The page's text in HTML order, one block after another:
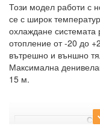
Този модел работи с
се с широк
охлаждане
отопление от -20 до
вътрешно и външно
Максимална
15 м.